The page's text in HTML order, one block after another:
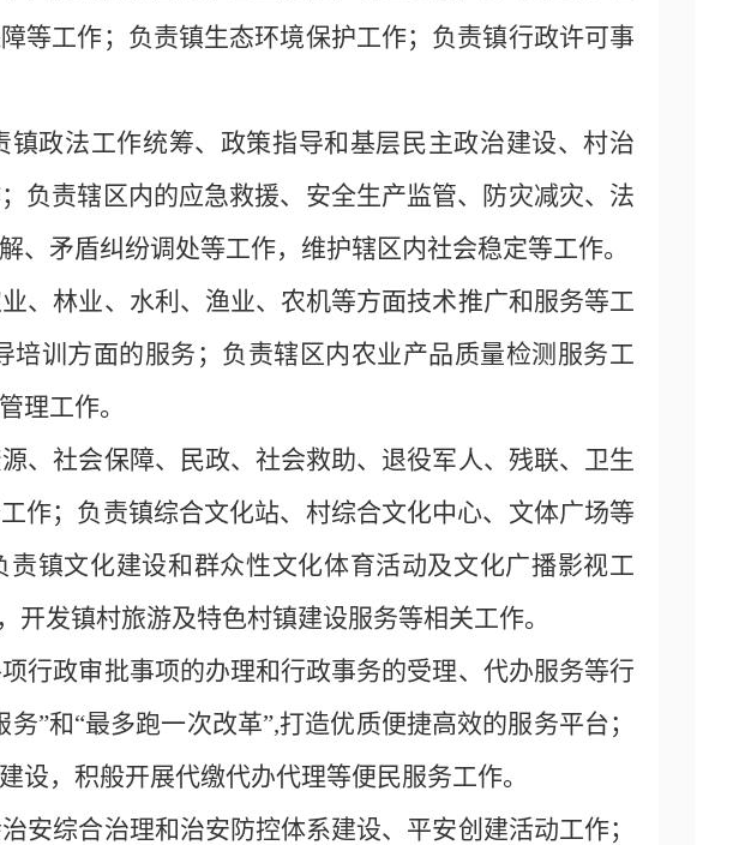
等工作；负责镇生态环境保护工作；负责镇行政许可事
政法工作统筹、政策指导和基层民主政治建设、村治
负责辖区内的应急救援、安全生产监管、防灾减灾、法
、矛盾纠纷调处等工作，维护辖区内社会稳定等工作。
、林业、水利、渔业、农机等方面技术推广和服务等工
培训方面的服务；负责辖区内农业产品质量检测服务工
理工作。
、社会保障、民政、社会救助、退役军人、残联、卫生
作；负责镇综合文化站、村综合文化中心、文体广场等
镇文化建设和群众性文化体育活动及文化广播影视工
开发镇村旅游及特色村镇建设服务等相关工作。
行政审批事项的办理和行政事务的受理、代办服务等行
”和“最多跑一次改革”,打造优质便捷高效的服务平台；
设，积般开展代缴代办代理等便民服务工作。
安综合治理和治安防控体系建设、平安创建活动工作；